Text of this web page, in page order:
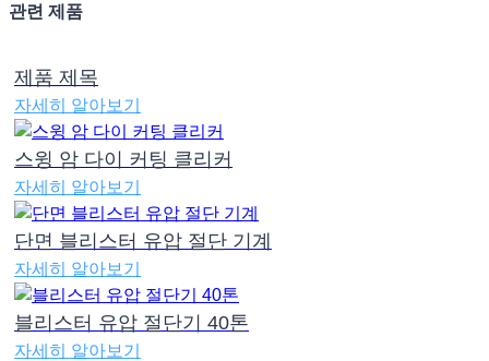
관련 제품
제품 제목
자세히 알아보기
스윙 암 다이 커팅 클리커
자세히 알아보기
단면 블리스터 유압 절단 기계
자세히 알아보기
블리스터 유압 절단기 40톤
자세히 알아보기